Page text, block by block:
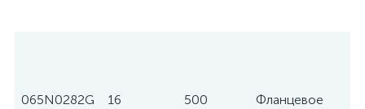
065N0282G 16 500 Фланцевое